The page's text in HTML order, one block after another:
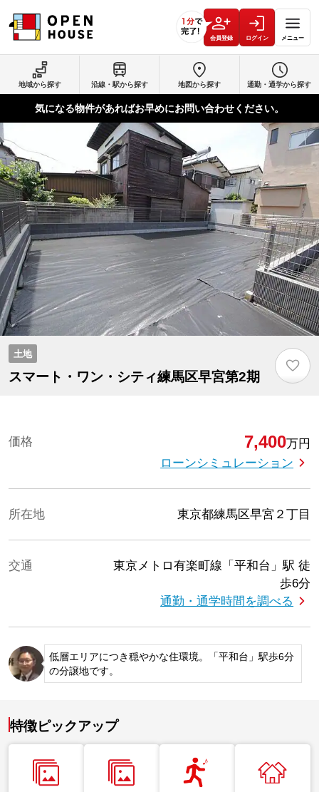
会員登録 ログイン メニュー
地域から探す 沿線・駅から探す 地図から探す 通勤・通学から探す
気になる物件があればお早めにお問い合わせください。
土地
スマート・ワン・シティ練馬区早宮第2期
♡
価格 7,400万円
ローンシミュレーション
所在地 東京都練馬区早宮２丁目
交通 東京メトロ有楽町線「平和台」駅 徒
歩6分
通勤・通学時間を調べる
低層エリアにつき穏やかな住環境。「平和台」駅歩6分
の分譲地です。
特徴ピックアップ